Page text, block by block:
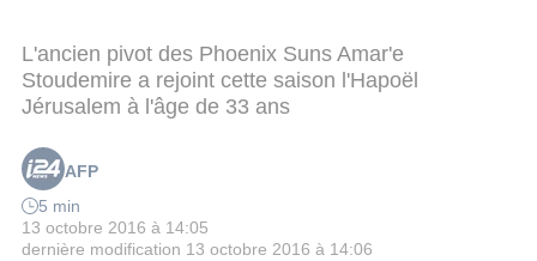
L'ancien pivot des Phoenix Suns Amar'e
Stoudemire a rejoint cette saison l'Hapoël
Jérusalem à l'âge de 33 ans
AFP
5 min
13 octobre 2016 à 14:05
dernière modification 13 octobre 2016 à 14:06